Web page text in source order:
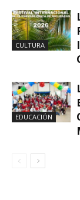
CULTURA
EDUCACIÓN